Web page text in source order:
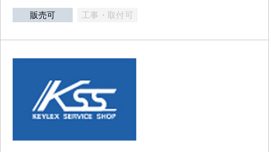
販売可 工事・取付可